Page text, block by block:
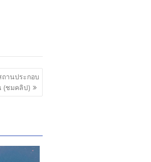
านประกอบ
(ชมคลิป)